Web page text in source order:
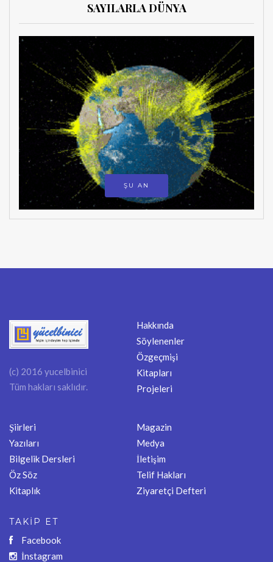
SAYILARLA DÜNYA
ŞU AN
(c) 2016 yucelbinici
Tüm hakları saklıdır.
Hakkında
Söylenenler
Özgeçmişi
Kitapları
Projeleri
Şiirleri
Yazıları
Bilgelik Dersleri
Öz Söz
Kitaplık
Magazin
Medya
İletişim
Telif Hakları
Ziyaretçi Defteri
TAKİP ET
Facebook
İnstagram